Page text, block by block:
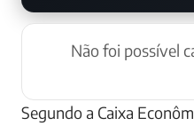
Não foi possível
Segundo a Caixa